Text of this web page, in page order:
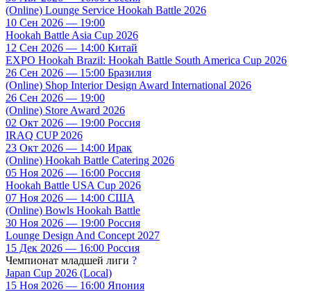
(Online) Lounge Service Hookah Battle 2026
10 Сен 2026 — 19:00
Hookah Battle Asia Cup 2026
12 Сен 2026 — 14:00 Китай
EXPO Hookah Brazil: Hookah Battle South America Cup 2026
26 Сен 2026 — 15:00 Бразилия
(Online) Shop Interior Design Award International 2026
26 Сен 2026 — 19:00
(Online) Store Award 2026
02 Окт 2026 — 19:00 Россия
IRAQ CUP 2026
23 Окт 2026 — 14:00 Ирак
(Online) Hookah Battle Catering 2026
05 Ноя 2026 — 16:00 Россия
Hookah Battle USA Cup 2026
07 Ноя 2026 — 14:00 США
(Online) Bowls Hookah Battle
30 Ноя 2026 — 19:00 Россия
Lounge Design And Concept 2027
15 Дек 2026 — 16:00 Россия
Чемпионат младшей лиги ?
Japan Cup 2026 (Local)
15 Ноя 2026 — 16:00 Япония